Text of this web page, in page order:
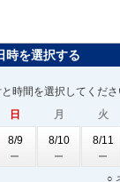
時を選択する
時間を選択してくださ
日
8/9
月
8/10
火
8/11
○